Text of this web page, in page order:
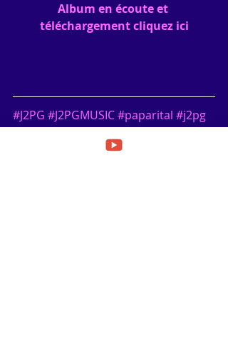
Album en écoute et
téléchargement cliquez ici
#J2PG #J2PGMUSIC#paparital #j2pg
#IrmãosMadeira#J2PGMUSIC
#Maoproductions